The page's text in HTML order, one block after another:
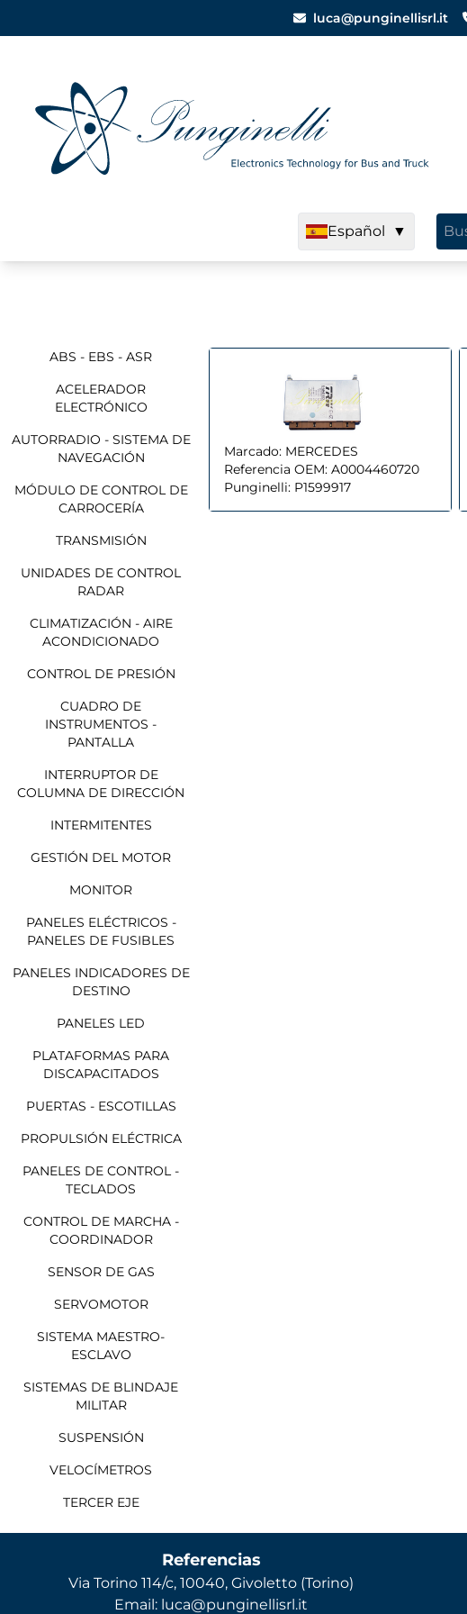
luca@punginellisrl.it
Español ▼
ABS - EBS - ASR
ACELERADOR
ELECTRÓNICO
AUTORRADIO - SISTEMA DE
NAVEGACIÓN
MÓDULO DE CONTROL DE
CARROCERÍA
TRANSMISIÓN
UNIDADES DE CONTROL
RADAR
CLIMATIZACIÓN - AIRE
ACONDICIONADO
CONTROL DE PRESIÓN
CUADRO DE
INSTRUMENTOS -
PANTALLA
INTERRUPTOR DE
COLUMNA DE DIRECCIÓN
INTERMITENTES
GESTIÓN DEL MOTOR
MONITOR
PANELES ELÉCTRICOS -
PANELES DE FUSIBLES
PANELES INDICADORES DE
DESTINO
PANELES LED
PLATAFORMAS PARA
DISCAPACITADOS
PUERTAS - ESCOTILLAS
PROPULSIÓN ELÉCTRICA
PANELES DE CONTROL -
TECLADOS
CONTROL DE MARCHA -
COORDINADOR
SENSOR DE GAS
SERVOMOTOR
SISTEMA MAESTRO-
ESCLAVO
SISTEMAS DE BLINDAJE
MILITAR
SUSPENSIÓN
VELOCÍMETROS
TERCER EJE
Marcado: MERCEDES
Referencia OEM: A0004460720
Punginelli: P1599917
Referencias
Via Torino 114/c, 10040, Givoletto (Torino)
Email: luca@punginellisrl.it